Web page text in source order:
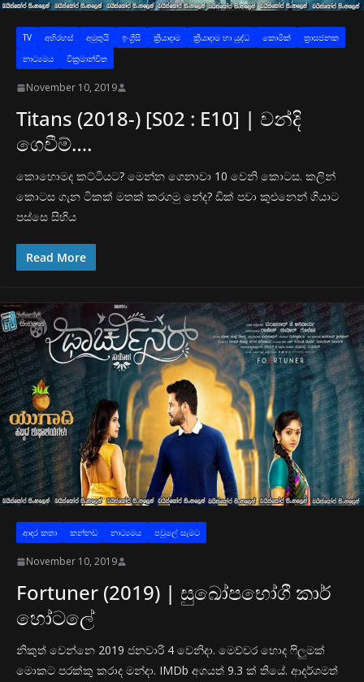
TV අභිරහස් අමුතුයි ඉංග්‍රීසි ක්‍රියාදාම ක්‍රියාදාම හා යුද්ධ කොමික්
ත්‍රාසජනක
නාට්‍යමය
වික්‍රමාන්විත
November 10, 2019
Titans (2018-) [S02 : E10] | වන්දි
ගෙවීම්….
කොහොමද කට්ටියට? මෙන්න ගෙනාවා 10 වෙනි කොටස. කලින්
කොටස ගැන ටිකක් මතක් කරගමු නේද? ඩික් පවා කුළුනෙන් ගියාට
පස්සෙ සිහිය
Read More
ආද‍ර කතා කන්නඩ නාට්‍යමය පවුලේ සැමට
November 10, 2019
Fortuner (2019) | සුඛෝපභෝගී කාර්
හෝටලේ
නිකුත් වෙන්නෙ 2019 ජනවාරි 4 වෙනිදා. මෙච්චර හොද ෆිලුමක්
මොකට පරක්කු කරාද මන්දා. IMDb අගයත් 9.3 ක් තියේ. ආදර්ශමත්